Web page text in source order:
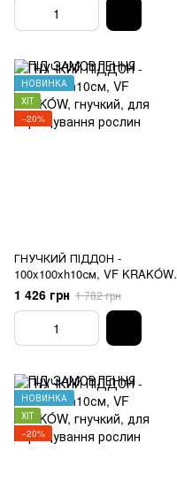
НОВИНКА
ХІТ
−20%
ГНУЧКИЙ ПІДДОН -
100x100xh10см, VF KRAKÓW,
гнучкий, для вирощування
рослин
1 426 грн 1 782 грн
НОВИНКА
ХІТ
−20%